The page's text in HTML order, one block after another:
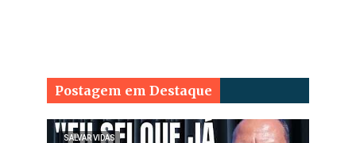
Postagem em Destaque
SALVAR VIDAS